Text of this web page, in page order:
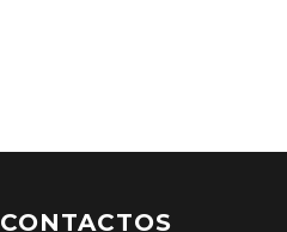
CONTACTOS